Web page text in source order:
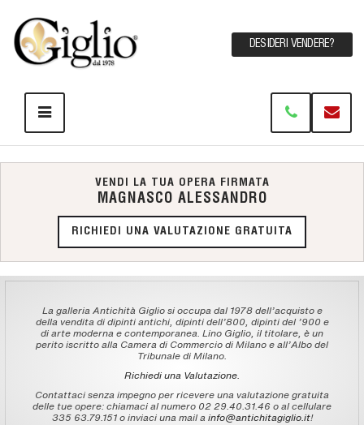
DESIDERI VENDERE?
VENDI LA TUA OPERA FIRMATA
MAGNASCO ALESSANDRO
RICHIEDI UNA VALUTAZIONE GRATUITA
La galleria Antichità Giglio si occupa dal 1978 dell'acquisto e
della vendita di dipinti antichi, dipinti dell'800, dipinti del '900 e
di arte moderna e contemporanea. Lino Giglio, il titolare, è un
perito iscritto alla Camera di Commercio di Milano e all'Albo del
Tribunale di Milano.
Richiedi una Valutazione.
Contattaci senza impegno per ricevere una valutazione gratuita
delle tue opere: chiamaci al numero 02 29.40.31.46 o al cellulare
335 63.79.151 o inviaci una mail a info@antichitagiglio.it!